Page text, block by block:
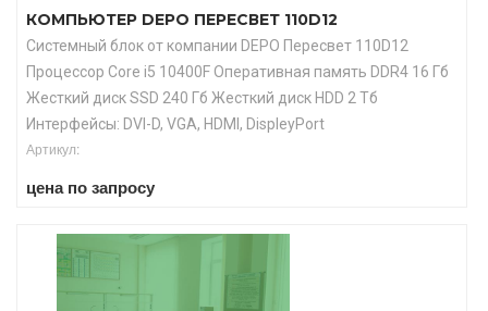
КОМПЬЮТЕР DEPO ПЕРЕСВЕТ 110D12
Системный блок от компании DEPO Пересвет 110D12
Процессор Core i5 10400F Оперативная память DDR4 16 Гб
Жесткий диск SSD 240 Гб Жесткий диск HDD 2 Тб
Интерфейсы: DVI-D, VGA, HDMI, DispleyPort
Артикул:
цена по запросу